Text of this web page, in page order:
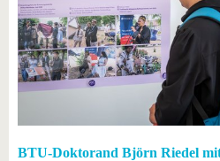
BTU-Doktorand Björn Riedel